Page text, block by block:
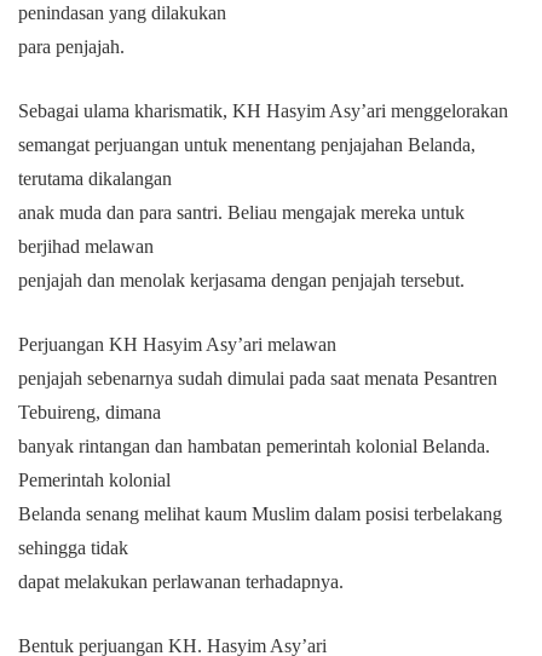
penindasan yang dilakukan
para penjajah.
Sebagai ulama kharismatik, KH Hasyim Asy’ari menggelorakan
semangat perjuangan untuk menentang penjajahan Belanda,
terutama dikalangan
anak muda dan para santri. Beliau mengajak mereka untuk
berjihad melawan
penjajah dan menolak kerjasama dengan penjajah tersebut.
Perjuangan KH Hasyim Asy’ari melawan
penjajah sebenarnya sudah dimulai pada saat menata Pesantren
Tebuireng, dimana
banyak rintangan dan hambatan pemerintah kolonial Belanda.
Pemerintah kolonial
Belanda senang melihat kaum Muslim dalam posisi terbelakang
sehingga tidak
dapat melakukan perlawanan terhadapnya.
Bentuk perjuangan KH. Hasyim Asy’ari